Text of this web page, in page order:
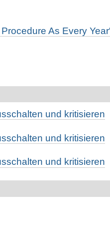
As Every
und kritisieren
und kritisieren
und kritisieren